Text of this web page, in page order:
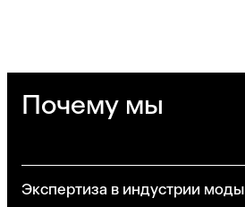
Почему мы
Экспертиза в индустрии моды